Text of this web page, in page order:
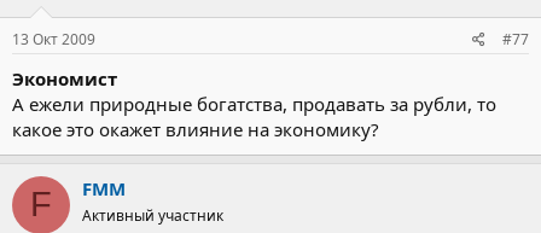
13 Окт 2009 #77
Экономист
А ежели природные богатства, продавать за рубли, то
какое это окажет влияние на экономику?
F FMM
Активный участник